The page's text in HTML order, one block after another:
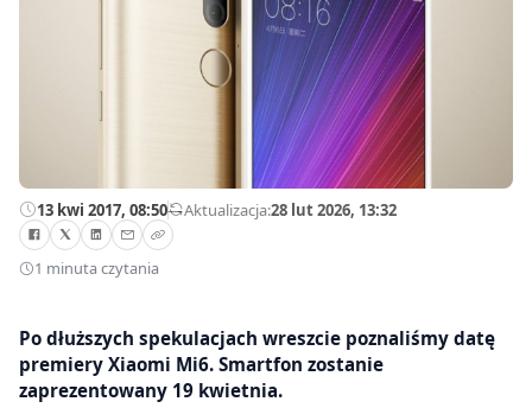
13 kwi 2017, 08:50—Aktualizacja:28 lut 2026, 13:32
1 minuta czytania
Po dłuższych spekulacjach wreszcie poznaliśmy datę
premiery Xiaomi Mi6. Smartfon zostanie
zaprezentowany 19 kwietnia.